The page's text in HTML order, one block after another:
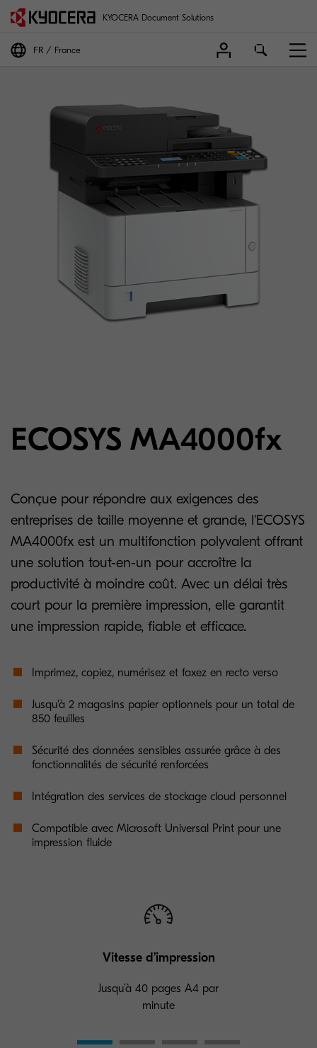
KYOCERA Document Solutions
FR France
ECOSYS MA4000fx
Conçue pour répondre aux exigences des
entreprises de taille moyenne et grande, l'ECOSYS
MA4000fx est un multifonction polyvalent offrant
une solution tout-en-un pour accroître la
productivité à moindre coût. Avec un délai très
court pour la première impression, elle garantit
une impression rapide, fiable et efficace.
Imprimez, copiez, numérisez et faxez en recto verso
Jusqu'à 2 magasins papier optionnels pour un total de
850 feuilles
Sécurité des données sensibles assurée grâce à des
fonctionnalités de sécurité renforcées
Intégration des services de stockage cloud personnel
Compatible avec Microsoft Universal Print pour une
impression fluide
Vitesse d’impression
Jusqu’à 40 pages A4 par
minute